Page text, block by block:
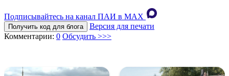
Подписывайтесь на канал ПАИ в MAХ
Получить код для блога
Версия для печати
Комментарии: 0 Обсудить >>>